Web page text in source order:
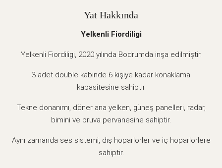
Yat Hakkında
Yelkenli Fiordiligi
Yelkenli Fiordiligi, 2020 yılında Bodrumda inşa edilmiştir.
3 adet double kabinde 6 kişiye kadar konaklama
kapasitesine sahiptir
Tekne donanımı, döner ana yelken, güneş panelleri, radar,
bimini ve pruva pervanesine sahiptir.
Aynı zamanda ses sistemi, dış hoparlörler ve iç hoparlörlere
sahiptir.